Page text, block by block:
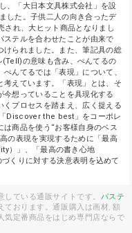
、「大日本文具株式会社」を設
した。子供二人の向き合ったデ
され、大ヒット商品となりまし
ステルを合わせたことが由来で
けられました。また、筆記具の総
の意味も含み、ぺんてるの
んてるでは「表現」について、
えています。「表現」とは、そ
想っていることを具現化する
プロセスを踏まえ、広く捉える
Discover the best」をコーポレ
商品を使う“お客様自身のベス
の表現を実現するために「最高
）」、「最高の書き心地
くりに対する決意表明を込めて
している通販サイトです。 パステ
ております。通販購入は画材, 額
気定番商品をはじめ専門店ならで